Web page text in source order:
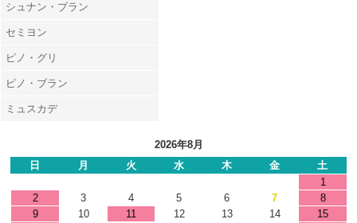
シュナン・ブラン
セミヨン
ピノ・グリ
ピノ・ブラン
ミュスカデ
2026年8月
日
月 火 水 木 金
土
1
2
3 4 5 6 7
8
9
10 11 12 13 14
15